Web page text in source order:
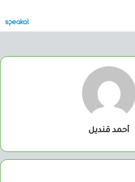
أحمد قنديل